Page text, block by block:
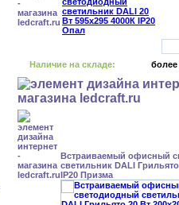
Наличие на складе: более
Встраиваемый офисный
светильник DALI
IP20 Призма